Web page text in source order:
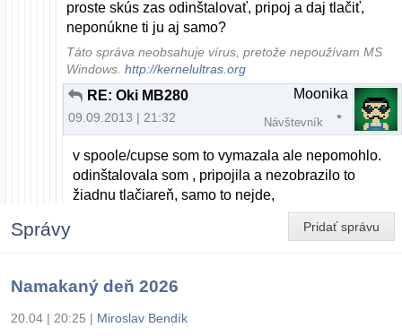
proste skús zas odinštalovať, pripoj a daj tlačiť,
neponúkne ti ju aj samo?
Táto správa neobsahuje vírus, pretože nepoužívam MS
Windows.http://kernelultras.org
RE: Oki MB280
09.09.2013 | 21:32
Moonika
Návštevník
v spoole/cupse som to vymazala ale nepomohlo.
odinštalovala som , pripojila a nezobrazilo to
žiadnu tlačiareň, samo to nejde,
Pridať správu
Správy
Namakaný deň 2026
20.04 | 20:25 | Miroslav Bendík